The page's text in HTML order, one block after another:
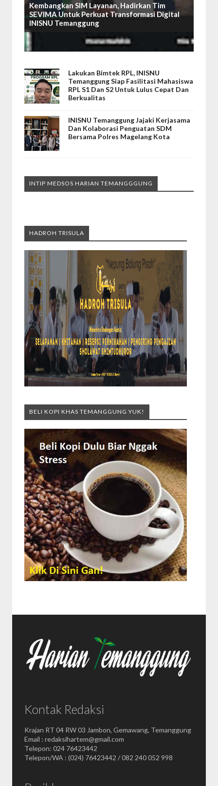
Kembangkan SIM Layanan, Hadirkan Tim
SEVIMA Untuk Perkuat Transformasi Digital
INISNU Temanggung
Lakukan Bimtek RPL, INISNU
Temanggung Siap Fasilitasi Mahasiswa
RPL S1 Dan S2 Untuk Lulus Cepat Dan
Berkualitas
INISNU Temanggung Jajaki Kerjasama
Dan Kolaborasi Penguatan SDM
Bersama Polres Magelang Kota
INTIP MEDSOS HARIAN TEMANGGGUNG
HADROH TRISULA
BELI KOPI KHAS TEMANGGUNG YUK!
Kontak Redaksi
Krajan RT 04 RW 03 Jambon, Gemawang, Temanggung
Email : redaksihartem@gmail.com
Telepon: 024 76423442
Telepon/WA : (024) 76423442 / 082 240 052 998